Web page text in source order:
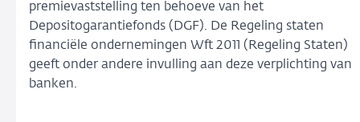
premievaststelling ten behoeve van het
Depositogarantiefonds (DGF). De Regeling staten
financiële ondernemingen Wft 2011 (Regeling Staten)
geeft onder andere invulling aan deze verplichting van
banken.